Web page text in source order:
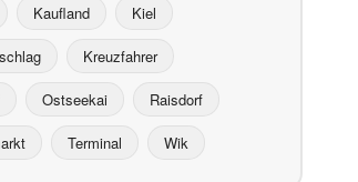
Kaufland Kiel
Kreuzfahrer
Ostseekai Raisdorf
Terminal Wik